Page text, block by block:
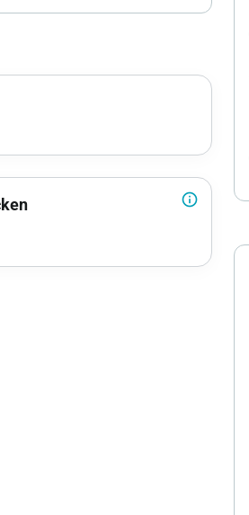
info_outline